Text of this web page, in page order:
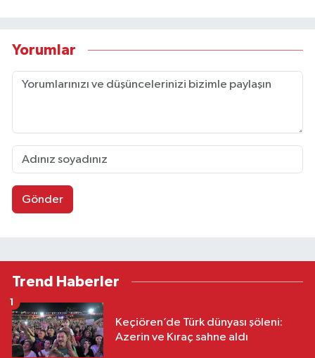
Yorumlar
Gönder
Trend Haberler
Keçiören’de Türk dünyası şöleni:
Azerin ve Kıraç sahne aldı
1